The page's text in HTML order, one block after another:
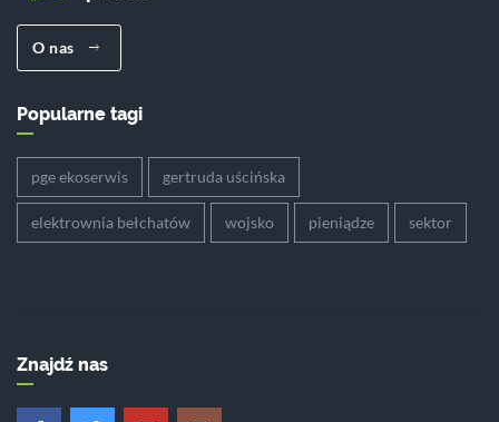
O nas
Popularne tagi
pge ekoserwis gertruda uścińska
elektrownia bełchatów wojsko pieniądze sektor
Znajdź nas